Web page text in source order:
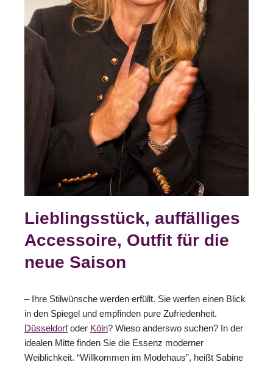
Lieblingsstück, auffälliges
Accessoire, Outfit für die
neue Saison
– Ihre Stilwünsche werden erfüllt. Sie werfen einen Blick
in den Spiegel und empfinden pure Zufriedenheit.
Düsseldorfoder Köln? Wieso anderswo suchen? In der
idealen Mitte finden Sie die Essenz moderner
Weiblichkeit. “Willkommen im Modehaus”, heißt Sabine